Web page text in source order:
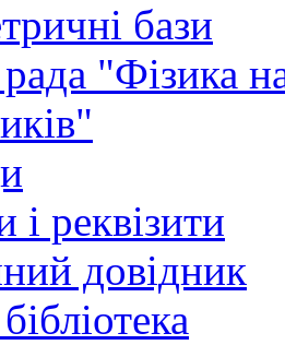
бази
"Фізика
і реквізити
довідник